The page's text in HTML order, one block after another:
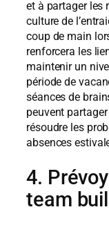
et à partager les
culture de
coup de main
renforcera les
maintenir un
période de
séances de
peuvent
résoudre les
absences
4.
team